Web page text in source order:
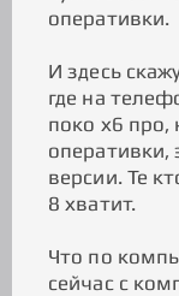
оперативки.
И здесь
где на
поко х6 про,
оперативки,
версии. Те
8 хватит.
Что по
сейчас с